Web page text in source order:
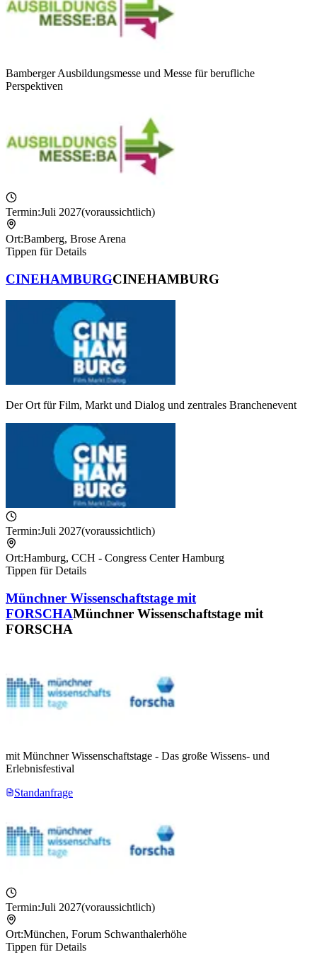
Bamberger Ausbildungsmesse und Messe für berufliche
Perspektiven
Termin:Juli 2027(voraussichtlich)
Ort:Bamberg, Brose Arena
Tippen für Details
CINEHAMBURGCINEHAMBURG
Der Ort für Film, Markt und Dialog und zentrales Branchenevent
Termin:Juli 2027(voraussichtlich)
Ort:Hamburg, CCH - Congress Center Hamburg
Tippen für Details
Münchner Wissenschaftstage mit
FORSCHAMünchner Wissenschaftstage mit
FORSCHA
mit Münchner Wissenschaftstage - Das große Wissens- und
Erlebnisfestival
Standanfrage
Termin:Juli 2027(voraussichtlich)
Ort:München, Forum Schwanthalerhöhe
Tippen für Details